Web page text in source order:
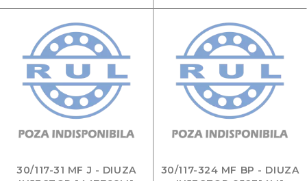
30/117-31 MF J - DIUZA
30/117-324 MF BP - DIUZA